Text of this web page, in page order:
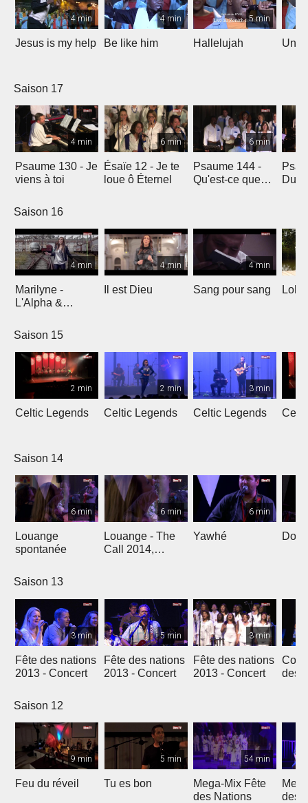
4 min
Jesus is my help
4 min
Be like him
5 min
Hallelujah Un
Saison 17
4 min
Psaume 130 - Je
viens à toi
6 min
Ésaïe 12 - Je te
loue ô Éternel
6 min
Psaume 144 -
Qu'est-ce que
Du
Saison 16
4 min
Marilyne -
L'Alpha &
4 min
Il est Dieu
4 min
Sang pour sang Lola
Saison 15
2 min
Celtic Legends
2 min
Celtic Legends
3 min
Celtic Legends
Saison 14
6 min
Louange
spontanée
6 min
Louange - The
Call 2014,
6 min
Yawhé
Saison 13
3 min
Fête des nations
2013 - Concert
5 min
Fête des nations
2013 - Concert
3 min
Fête des nations
2013 - Concert
des
Saison 12
9 min
Feu du réveil
5 min
Tu es bon
54 min
Mega-Mix Fête
des Nations
des